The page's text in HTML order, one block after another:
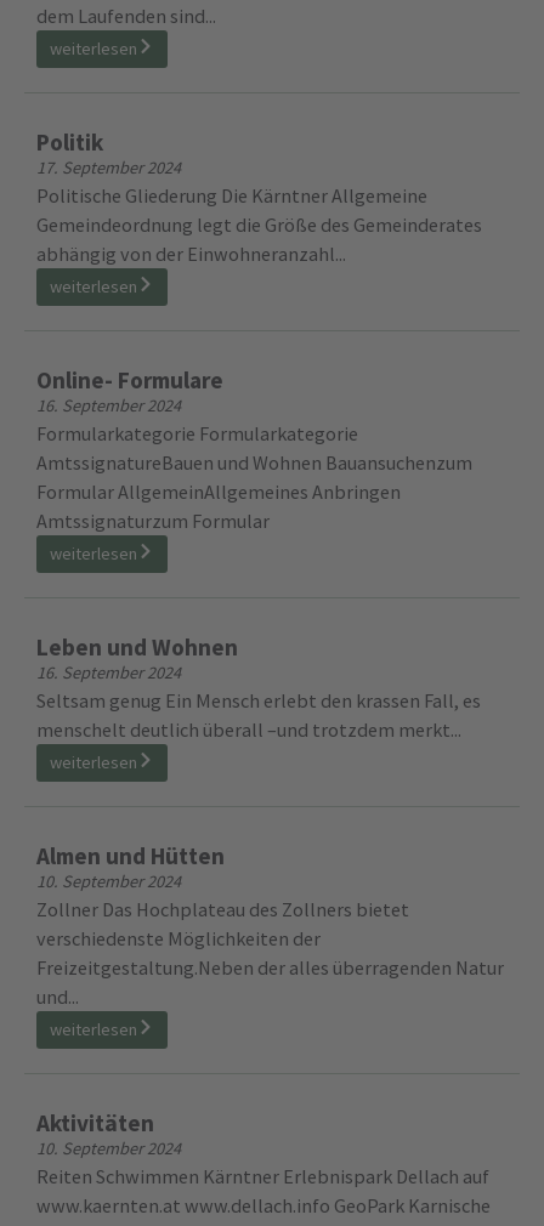
dem Laufenden sind...
weiterlesen
Politik
17. September 2024
Politische Gliederung Die Kärntner Allgemeine
Gemeindeordnung legt die Größe des Gemeinderates
abhängig von der Einwohneranzahl...
weiterlesen
Online- Formulare
16. September 2024
Formularkategorie Formularkategorie
AmtssignatureBauen und Wohnen Bauansuchenzum
Formular AllgemeinAllgemeines Anbringen
Amtssignaturzum Formular
weiterlesen
Leben und Wohnen
16. September 2024
Seltsam genug Ein Mensch erlebt den krassen Fall, es
menschelt deutlich überall –und trotzdem merkt...
weiterlesen
Almen und Hütten
Zollner Das Hochplateau des Zollners bietet
verschiedenste Möglichkeiten der
Freizeitgestaltung.Neben der alles überragenden Natur
und...